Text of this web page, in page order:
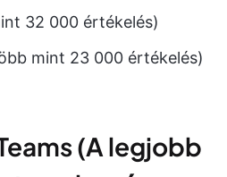
32 000 értékelés)
mint 23 000 értékelés)
(A legjobb